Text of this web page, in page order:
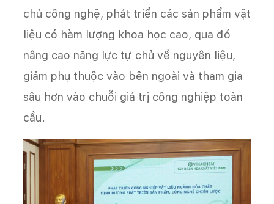
chủ công nghệ, phát triển các sản phẩm vật
liệu có hàm lượng khoa học cao, qua đó
nâng cao năng lực tự chủ về nguyên liệu,
giảm phụ thuộc vào bên ngoài và tham gia
sâu hơn vào chuỗi giá trị công nghiệp toàn
cầu.